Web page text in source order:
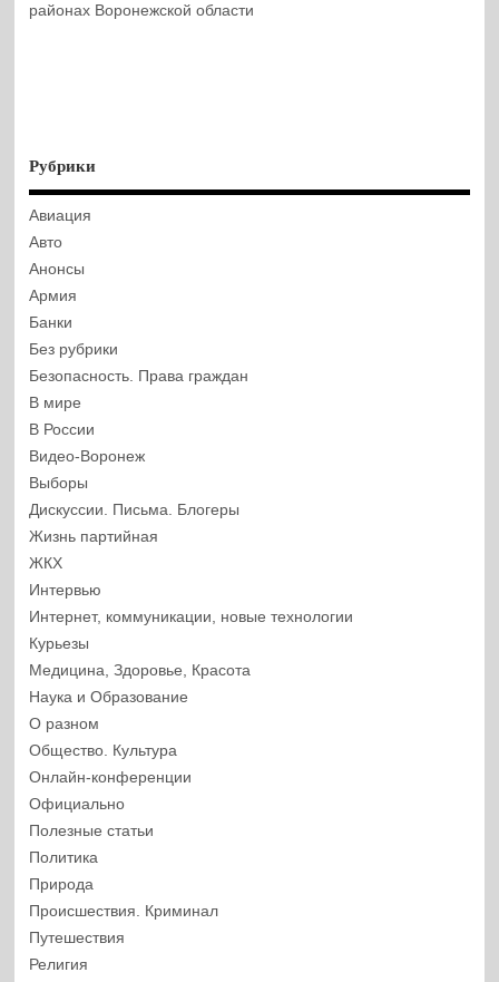
районах Воронежской области
Рубрики
Авиация
Авто
Анонсы
Армия
Банки
Без рубрики
Безопасность. Права граждан
В мире
В России
Видео-Воронеж
Выборы
Дискуссии. Письма. Блогеры
Жизнь партийная
ЖКХ
Интервью
Интернет, коммуникации, новые технологии
Курьезы
Медицина, Здоровье, Красота
Наука и Образование
О разном
Общество. Культура
Онлайн-конференции
Официально
Полезные статьи
Политика
Природа
Происшествия. Криминал
Путешествия
Религия